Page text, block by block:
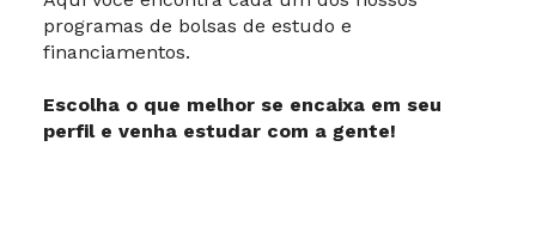
programas de bolsas de estudo e
financiamentos.
Escolha o que melhor se encaixa em seu
perfil e venha estudar com a gente!